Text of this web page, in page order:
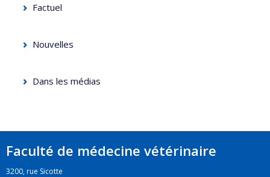
Factuel
Nouvelles
Dans les médias
Faculté de médecine vétérinaire
3200, rue Sicotte